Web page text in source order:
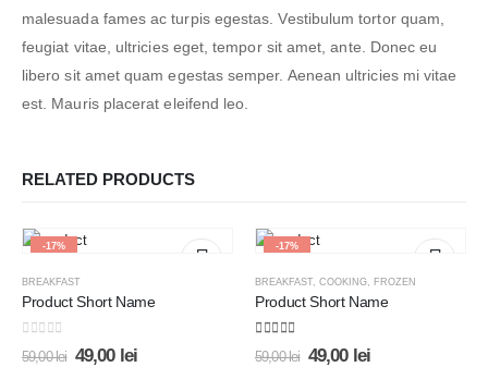
malesuada fames ac turpis egestas. Vestibulum tortor quam,
feugiat vitae, ultricies eget, tempor sit amet, ante. Donec eu
libero sit amet quam egestas semper. Aenean ultricies mi vitae
est. Mauris placerat eleifend leo.
RELATED PRODUCTS
-17%
BREAKFAST
Product Short Name
59,00lei 49,00 lei
-17%
BREAKFAST COOKING FROZEN
Product Short Name
out of 5
59,00lei 49,00 lei